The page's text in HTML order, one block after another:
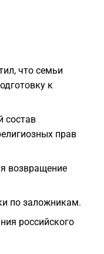
что семьи
к
состав
прав
возвращение
по заложникам.
российского